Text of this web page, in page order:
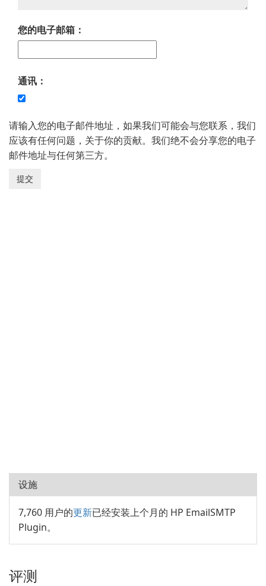
您的电子邮箱：
通讯：
请输入您的电子邮件地址，如果我们可能会与您联系，我们
应该有任何问题，关于你的贡献。我们绝不会分享您的电子
邮件地址与任何第三方。
设施
7,760 用户的更新已经安装上个月的 HP EmailSMTP
Plugin。
评测